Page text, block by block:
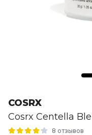
COSRX
Cosrx Centella
8 отзывов